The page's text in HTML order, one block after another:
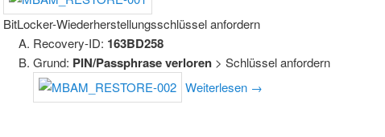
BitLocker-Wiederherstellungsschlüssel anfordern
Recovery-ID: 163BD258
Grund: PIN/Passphrase verloren > Schlüssel anfordern
Weiterlesen →